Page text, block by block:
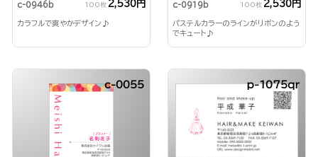
c-0946b 100枚 2,530円
カラフルで爽やかデザイン♪
c-0919b 100枚 2,530円
パステルカラーのラインがリボンのよう
でキュート♪
c-0055 p-1075qr